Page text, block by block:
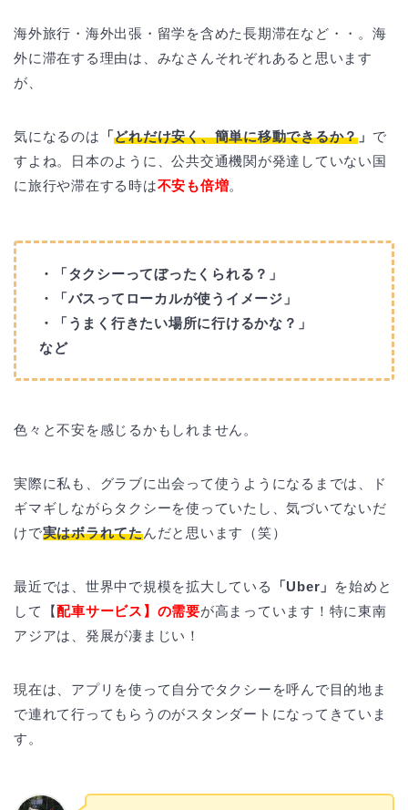
海外旅行・海外出張・留学を含めた長期滞在など・・。海
外に滞在する理由は、みなさんそれぞれあると思います
が、
気になるのは 「どれだけ安く、簡単に移動できるか？ 」 で
すよね。
日本のように、公共交通機関が発達していない国
に旅行や滞在する時は不安も倍増。
・「タクシーってぼったくられる？」
・「バスってローカルが使うイメージ」
・「うまく行きたい場所に行けるかな？」
など
色々と不安を感じるかもしれません。
実際に私も、グラブに出会って使うようになるまでは、ド
ギマギしながらタクシーを使っていたし、気づいてないだ
けで実はボラれてたんだと思います（笑）
最近では、世界中で規模を拡大している 「Uber」
を始めと
して【配車サービス】の需要が高まっています！特に東南
アジアは、発展が凄まじい！
現在は、アプリを使って自分でタクシーを呼んで目的地ま
で連れて行ってもらうのがスタンダートになってきていま
す。